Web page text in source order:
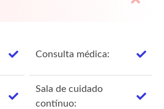
Consulta médica:
Sala de cuidado
contínuo: